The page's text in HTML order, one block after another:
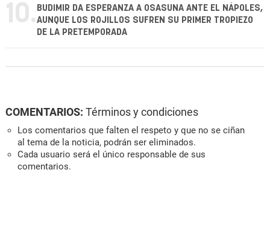
10. BUDIMIR DA ESPERANZA A OSASUNA ANTE EL NÁPOLES,
AUNQUE LOS ROJILLOS SUFREN SU PRIMER TROPIEZO
DE LA PRETEMPORADA
COMENTARIOS: Términos y condiciones
Los comentarios que falten el respeto y que no se ciñan
al tema de la noticia, podrán ser eliminados.
Cada usuario será el único responsable de sus
comentarios.